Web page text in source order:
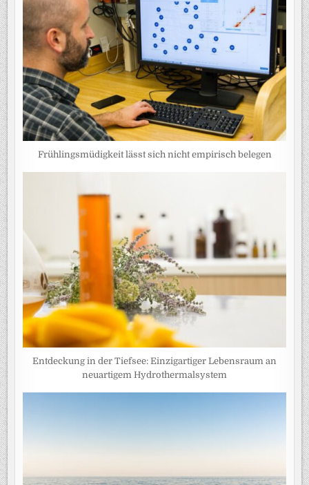
Frühlingsmüdigkeit lässt sich nicht empirisch belegen
Entdeckung in der Tiefsee: Einzigartiger Lebensraum an
neuartigem Hydrothermalsystem